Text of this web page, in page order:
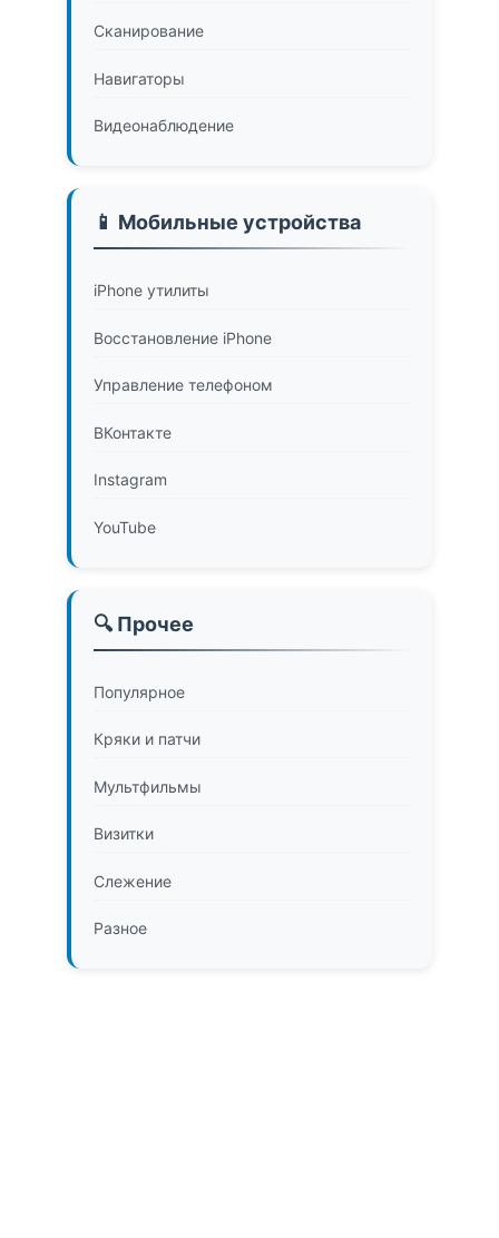
Сканирование
Навигаторы
Видеонаблюдение
📱 Мобильные устройства
iPhone утилиты
Восстановление iPhone
Управление телефоном
ВКонтакте
Instagram
YouTube
🔍 Прочее
Популярное
Кряки и патчи
Мультфильмы
Визитки
Слежение
Разное